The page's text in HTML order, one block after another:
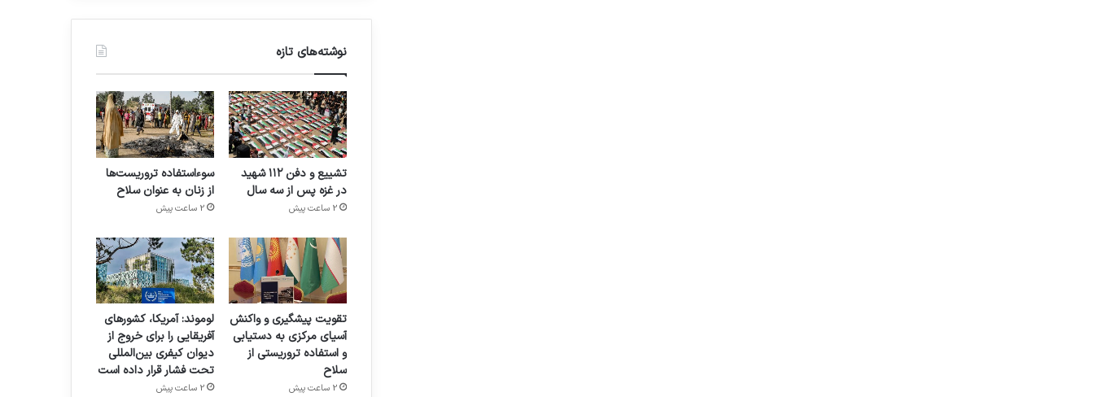
نوشته‌های تازه
تشییع و دفن ۱۱۲ شهید
در غزه پس از سه سال
2 ساعت پیش
سوءاستفاده تروریست‌ها
از زنان به عنوان سلاح
2 ساعت پیش
تقویت پیشگیری و واکنش
آسیای مرکزی به دستیابی
و استفاده تروریستی از
سلاح
2 ساعت پیش
لوموند: آمریکا، کشورهای
آفریقایی را برای خروج از
دیوان کیفری بین‌المللی
تحت فشار قرار داده است
2 ساعت پیش